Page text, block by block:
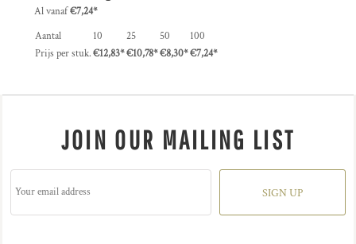
Al vanaf€7,24*
Aantal
10 25 50
100
Prijs per stuk.€12,83*€10,78*€8,30*€7,24*
JOIN OUR MAILING LIST
SIGN UP